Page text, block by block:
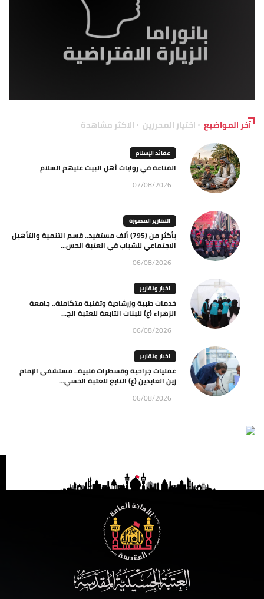
آخر المواضيع اختيار المحررين الاكثر مشاهدة
عقائد الإسلام
القناعة في روايات أهل البيت عليهم السلام
07/08/2026
التقارير المصورة
بأكثر من (795) ألف مستفيد.. قسم التنمية والتأهيل
الاجتماعي للشباب في العتبة الحس...
06/08/2026
اخبار وتقارير
خدمات طبية وإرشادية وتقنية متكاملة.. جامعة
الزهراء (ع) للبنات التابعة للعتبة الح...
06/08/2026
اخبار وتقارير
عمليات جراحية وقسطرات قلبية.. مستشفى الإمام
زين العابدين (ع) التابع للعتبة الحسي...
06/08/2026